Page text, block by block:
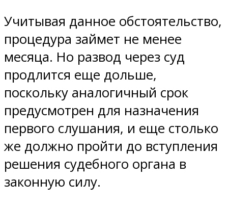
Учитывая данное обстоятельство,
процедура займет не менее
месяца. Но развод через суд
продлится еще дольше,
поскольку аналогичный срок
предусмотрен для назначения
первого слушания, и еще столько
же должно пройти до вступления
решения судебного органа в
законную силу.